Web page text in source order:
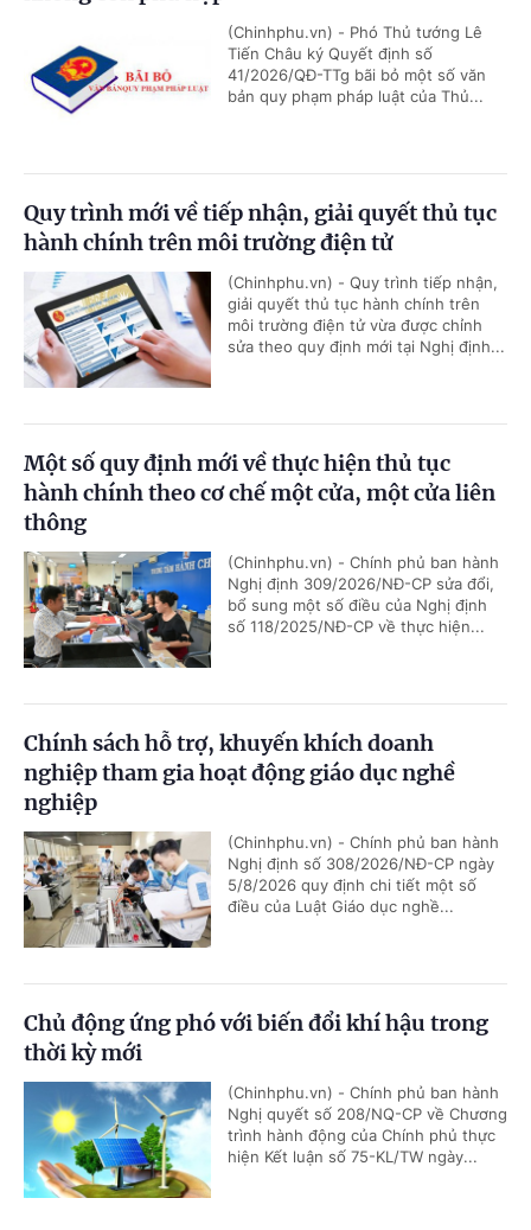
(Chinhphu.vn) - Phó Thủ tướng Lê
Tiến Châu ký Quyết định số
41/2026/QĐ-TTg bãi bỏ một số văn
bản quy phạm pháp luật của Thủ...
Quy trình mới về tiếp nhận, giải quyết thủ tục
hành chính trên môi trường điện tử
(Chinhphu.vn) - Quy trình tiếp nhận,
giải quyết thủ tục hành chính trên
môi trường điện tử vừa được chỉnh
sửa theo quy định mới tại Nghị định...
Một số quy định mới về thực hiện thủ tục
hành chính theo cơ chế một cửa, một cửa liên
thông
(Chinhphu.vn) - Chính phủ ban hành
Nghị định 309/2026/NĐ-CP sửa đổi,
bổ sung một số điều của Nghị định
số 118/2025/NĐ-CP về thực hiện...
Chính sách hỗ trợ, khuyến khích doanh
nghiệp tham gia hoạt động giáo dục nghề
nghiệp
(Chinhphu.vn) - Chính phủ ban hành
Nghị định số 308/2026/NĐ-CP ngày
5/8/2026 quy định chi tiết một số
điều của Luật Giáo dục nghề...
Chủ động ứng phó với biến đổi khí hậu trong
thời kỳ mới
(Chinhphu.vn) - Chính phủ ban hành
Nghị quyết số 208/NQ-CP về Chương
trình hành động của Chính phủ thực
hiện Kết luận số 75-KL/TW ngày...